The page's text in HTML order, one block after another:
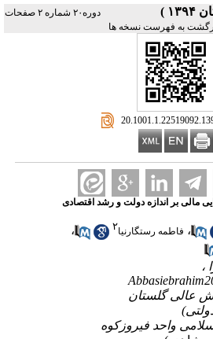
دوره۲۰ شماره ۲ صفحات
به فهرست نسخه ها
مالی بر اندازه دولت و رشد اقتصادی
، فاطمه رستگارنیا۲ ،
عالی گلستان